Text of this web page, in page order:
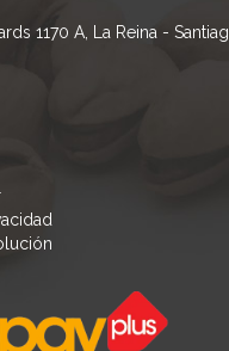
1170 A, La Reina -